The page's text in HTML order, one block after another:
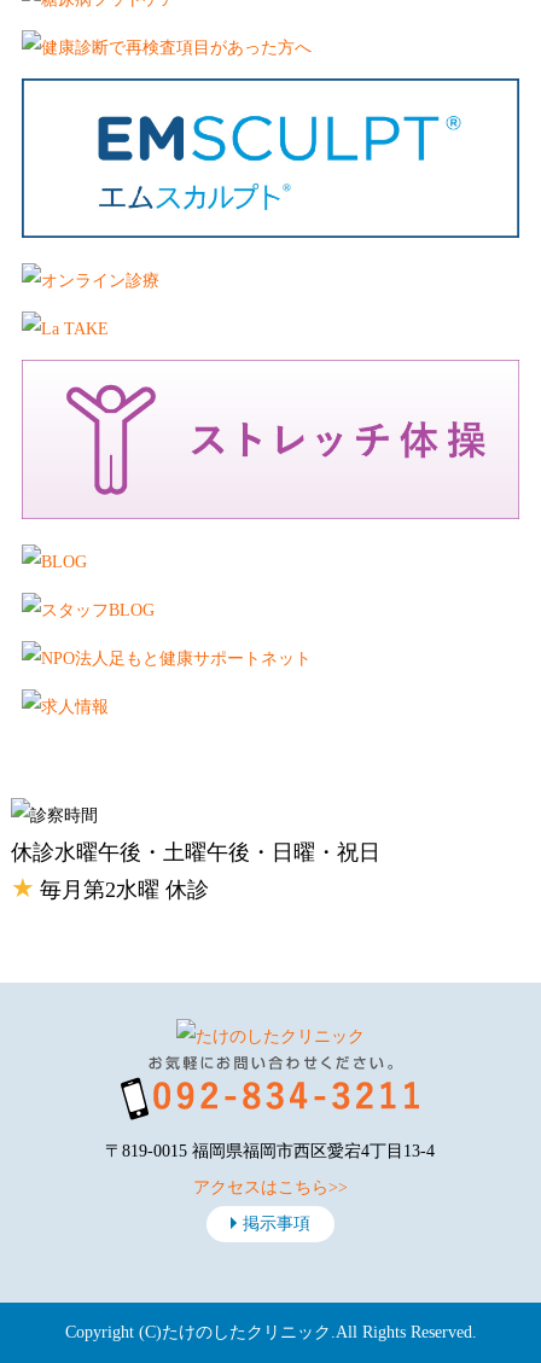
休診水曜午後・土曜午後・日曜・祝日
★ 毎月第2水曜 休診
〒819-0015 福岡県福岡市西区愛宕4丁目13-4
アクセスはこちら>>
掲示事項
Copyright (C)たけのしたクリニック .All Rights Reserved.